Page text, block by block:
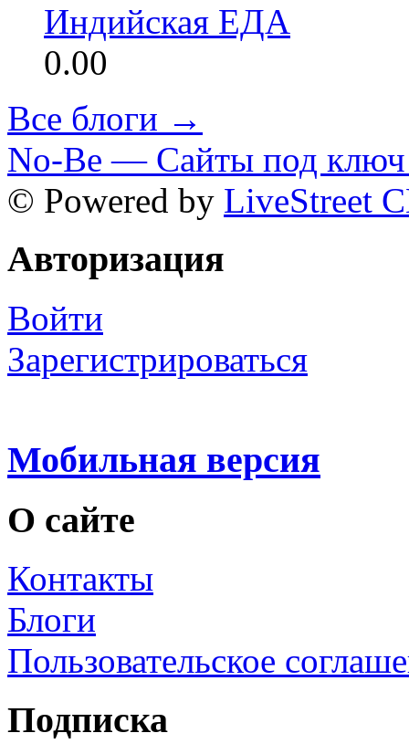
Индийская ЕДА
0.00
Все блоги →
No-Be — Сайты под ключ
© Powered by LiveStreet
Авторизация
Войти
Зарегистрироваться
Мобильная версия
О сайте
Контакты
Блоги
Пользовательское
Подписка